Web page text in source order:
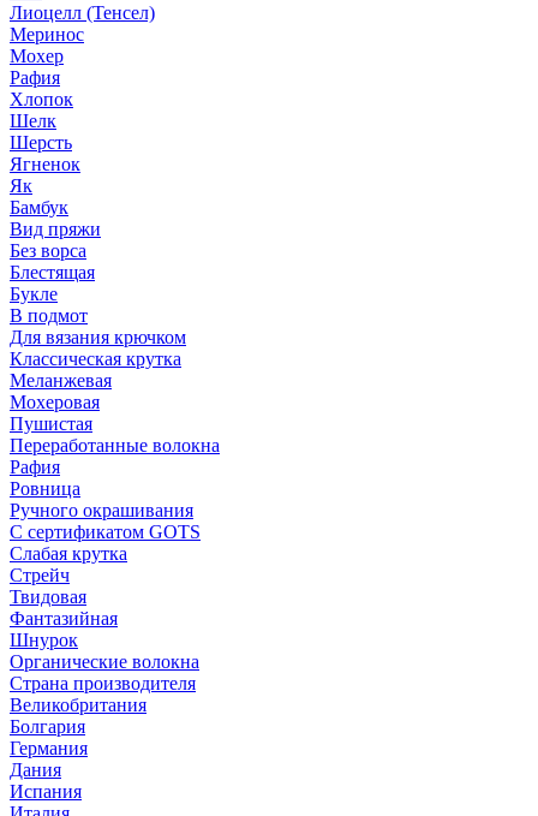
Лиоцелл (Тенсел)
Меринос
Мохер
Рафия
Хлопок
Шелк
Шерсть
Ягненок
Як
Бамбук
Вид пряжи
Без ворса
Блестящая
Букле
В подмот
Для вязания крючком
Классическая крутка
Меланжевая
Мохеровая
Пушистая
Переработанные волокна
Рафия
Ровница
Ручного окрашивания
С сертификатом GOTS
Слабая крутка
Стрейч
Твидовая
Фантазийная
Шнурок
Органические волокна
Страна производителя
Великобритания
Болгария
Германия
Дания
Испания